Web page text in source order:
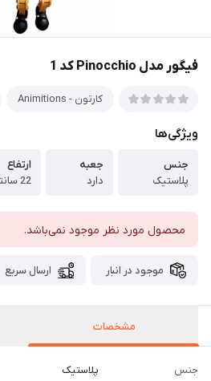
فیگور مدل Pinocchio کد 1
کارتون - Animitions
ویژگی‌ها
جنس
پلاستیک
جعبه
دارد
ارتفاع
22 سانتی متر
محصول مورد نظر موجود نمی‌باشد.
موجود در انبار ارسال سریع
مشخصات
جنس پلاستیک